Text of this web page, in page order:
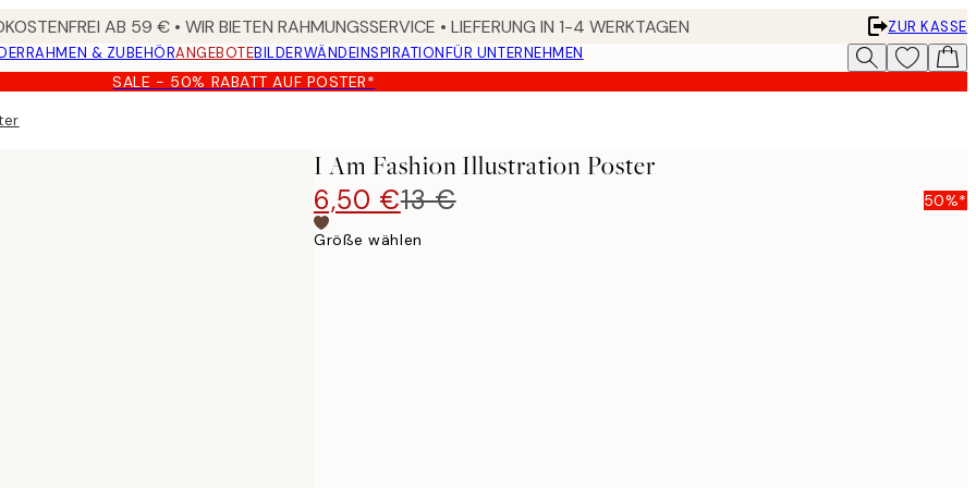
AB 59 € • WIR BIETEN RAHMUNGSSERVICE • LIEFERUNG IN 1-4 WERKTAGEN
ZUR KASSE
RAHMEN & ZUBEHÖRANGEBOTEBILDERWÄNDEINSPIRATIONFÜR UNTERNEHMEN
SALE - 50% RABATT AUF POSTER*
I Am Fashion Illustration Poster
6,50 €13 € 50%*
Größe wählen